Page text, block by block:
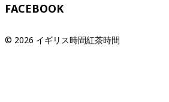
FACEBOOK
© 2026 イギリス時間紅茶時間